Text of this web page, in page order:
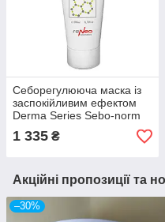
Себорегулююча маска із
заспокійливим ефектом
Derma Series Sebo-norm
mask
1 335 ₴
Акційні пропозиції та
–30%